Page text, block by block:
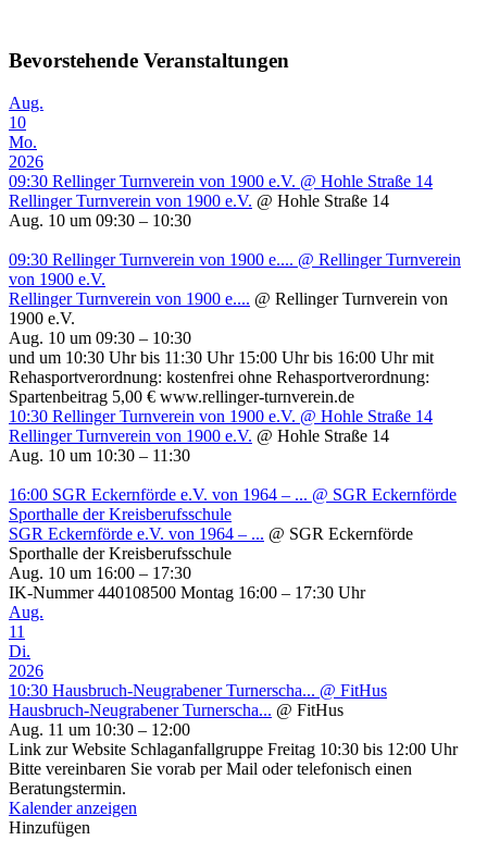
Bevorstehende Veranstaltungen
Aug.
10
Mo.
2026
09:30 Rellinger Turnverein von 1900 e.V. @ Hohle Straße 14
Rellinger Turnverein von 1900 e.V. @ Hohle Straße 14
Aug. 10 um 09:30 – 10:30
09:30 Rellinger Turnverein von 1900 e.... @ Rellinger Turnverein
von 1900 e.V.
Rellinger Turnverein von 1900 e.... @ Rellinger Turnverein von
1900 e.V.
Aug. 10 um 09:30 – 10:30
und um 10:30 Uhr bis 11:30 Uhr 15:00 Uhr bis 16:00 Uhr mit
Rehasportverordnung: kostenfrei ohne Rehasportverordnung:
Spartenbeitrag 5,00 € www.rellinger-turnverein.de
10:30 Rellinger Turnverein von 1900 e.V. @ Hohle Straße 14
Rellinger Turnverein von 1900 e.V. @ Hohle Straße 14
Aug. 10 um 10:30 – 11:30
16:00 SGR Eckernförde e.V. von 1964 – ... @ SGR Eckernförde
Sporthalle der Kreisberufsschule
SGR Eckernförde e.V. von 1964 – ... @ SGR Eckernförde
Sporthalle der Kreisberufsschule
Aug. 10 um 16:00 – 17:30
IK-Nummer 440108500 Montag 16:00 – 17:30 Uhr
Aug.
11
Di.
2026
10:30 Hausbruch-Neugrabener Turnerscha... @ FitHus
Hausbruch-Neugrabener Turnerscha... @ FitHus
Aug. 11 um 10:30 – 12:00
Link zur Website Schlaganfallgruppe Freitag 10:30 bis 12:00 Uhr
Bitte vereinbaren Sie vorab per Mail oder telefonisch einen
Beratungstermin.
Kalender anzeigen
Hinzufügen